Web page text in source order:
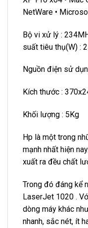
NetWare •
Bộ vi xử lý :
suất tiêu thụ(W) :
Nguồn điện sử
Kích thước :
Khối lượng : 5Kg
Hp là một trong
mạnh nhất hiện
xuất ra đều chất
Trong đó đáng kể
LaserJet 1020 .
dòng máy khác
nhanh, sắc nét, ít